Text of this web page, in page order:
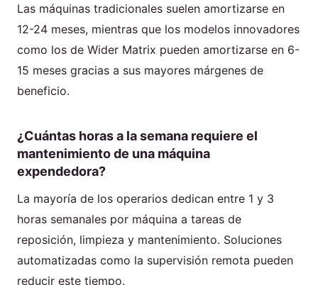
Las máquinas tradicionales suelen amortizarse en
12-24 meses, mientras que los modelos innovadores
como los de Wider Matrix pueden amortizarse en 6-
15 meses gracias a sus mayores márgenes de
beneficio.
¿Cuántas horas a la semana requiere el
mantenimiento de una máquina
expendedora?
La mayoría de los operarios dedican entre 1 y 3
horas semanales por máquina a tareas de
reposición, limpieza y mantenimiento. Soluciones
automatizadas como la supervisión remota pueden
reducir este tiempo.